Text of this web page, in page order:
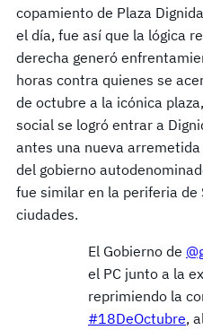
copamiento de Plaza
el día, fue así que la lógica
derecha generó
horas contra quienes se
de octubre a la icónica
social se logró entrar a
antes una nueva
del gobierno
fue similar en la periferia de
ciudades.
El Gobierno de
el PC junto a la
reprimiendo la
#18DeOctubre,